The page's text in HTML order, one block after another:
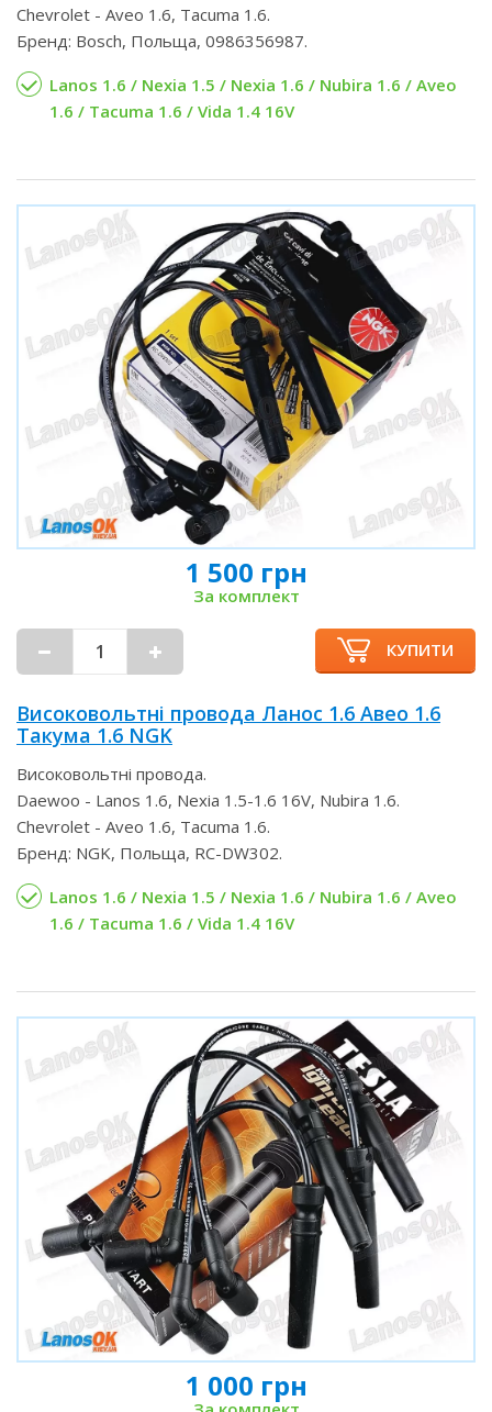
Chevrolet - Aveo 1.6, Tacuma 1.6.
Бренд: Bosch, Польща, 0986356987.
Lanos 1.6 / Nexia 1.5 / Nexia 1.6 / Nubira 1.6 / Aveo
1.6 / Tacuma 1.6 / Vida 1.4 16V
1 500 грн
За комплект
КУПИТИ
Високовольтні провода Ланос 1.6 Авео 1.6
Такума 1.6 NGK
Високовольтні провода.
Daewoo - Lanos 1.6, Nexia 1.5-1.6 16V, Nubira 1.6.
Chevrolet - Aveo 1.6, Tacuma 1.6.
Бренд: NGK, Польща, RC-DW302.
Lanos 1.6 / Nexia 1.5 / Nexia 1.6 / Nubira 1.6 / Aveo
1.6 / Tacuma 1.6 / Vida 1.4 16V
1 000 грн